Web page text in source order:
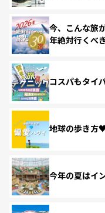
今、こんな旅
年絶対行くべ
コスパもタイ
地球の歩き方
今年の夏はイ